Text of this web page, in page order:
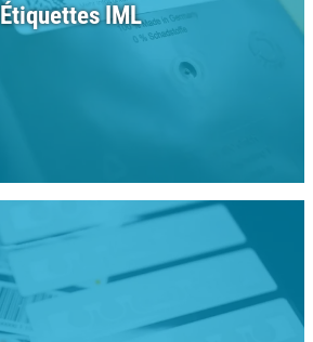
Étiquettes IML